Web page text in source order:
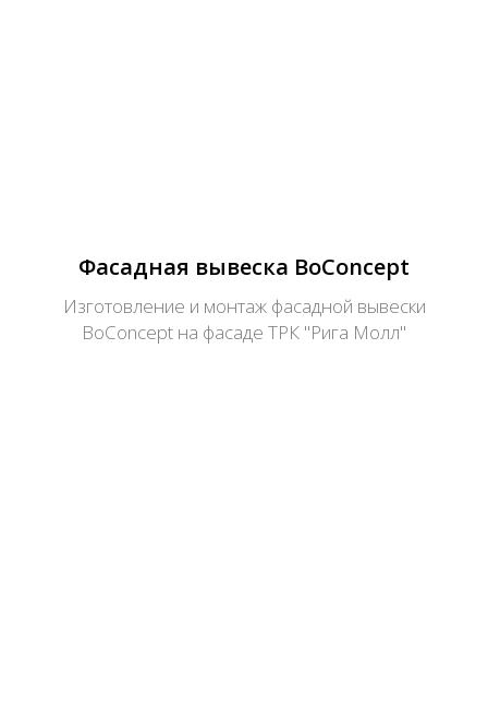
Фасадная вывеска BoConcept
Изготовление и монтаж фасадной вывески
BoConcept на фасаде ТРК "Рига Молл"